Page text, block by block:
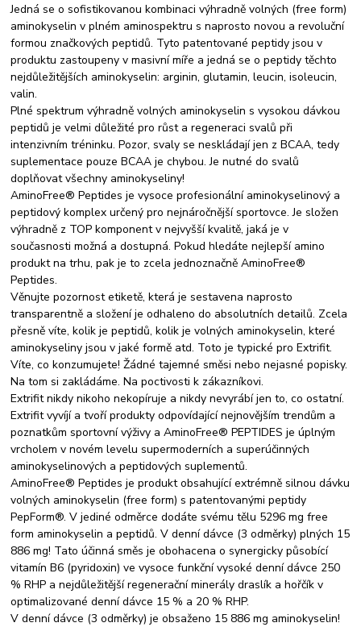
Jedná se o sofistikovanou kombinaci výhradně volných (free form)
aminokyselin v plném aminospektru s naprosto novou a revoluční
formou značkových peptidů. Tyto patentované peptidy jsou v
produktu zastoupeny v masivní míře a jedná se o peptidy těchto
nejdůležitějších aminokyselin: arginin, glutamin, leucin, isoleucin,
valin.
Plné spektrum výhradně volných aminokyselin s vysokou dávkou
peptidů je velmi důležité pro růst a regeneraci svalů při
intenzivním tréninku. Pozor, svaly se neskládají jen z BCAA, tedy
suplementace pouze BCAA je chybou. Je nutné do svalů
doplňovat všechny aminokyseliny!
AminoFree® Peptides je vysoce profesionální aminokyselinový a
peptidový komplex určený pro nejnáročnější sportovce. Je složen
výhradně z TOP komponent v nejvyšší kvalitě, jaká je v
současnosti možná a dostupná. Pokud hledáte nejlepší amino
produkt na trhu, pak je to zcela jednoznačně AminoFree®
Peptides.
Věnujte pozornost etiketě, která je sestavena naprosto
transparentně a složení je odhaleno do absolutních detailů. Zcela
přesně víte, kolik je peptidů, kolik je volných aminokyselin, které
aminokyseliny jsou v jaké formě atd. Toto je typické pro Extrifit.
Víte, co konzumujete! Žádné tajemné směsi nebo nejasné popisky.
Na tom si zakládáme. Na poctivosti k zákazníkovi.
Extrifit nikdy nikoho nekopíruje a nikdy nevyrábí jen to, co ostatní.
Extrifit vyvíjí a tvoří produkty odpovídající nejnovějším trendům a
poznatkům sportovní výživy a AminoFree® PEPTIDES je úplným
vrcholem v novém levelu supermoderních a superúčinných
aminokyselinových a peptidových suplementů.
AminoFree® Peptides je produkt obsahující extrémně silnou dávku
volných aminokyselin (free form) s patentovanými peptidy
PepForm®. V jediné odměrce dodáte svému tělu 5296 mg free
form aminokyselin a peptidů. V denní dávce (3 odměrky) plných 15
886 mg! Tato účinná směs je obohacena o synergicky působící
vitamín B6 (pyridoxin) ve vysoce funkční vysoké denní dávce 250
% RHP a nejdůležitější regenerační minerály draslík a hořčík v
optimalizované denní dávce 15 % a 20 % RHP.
V denní dávce (3 odměrky) je obsaženo 15 886 mg aminokyselin!